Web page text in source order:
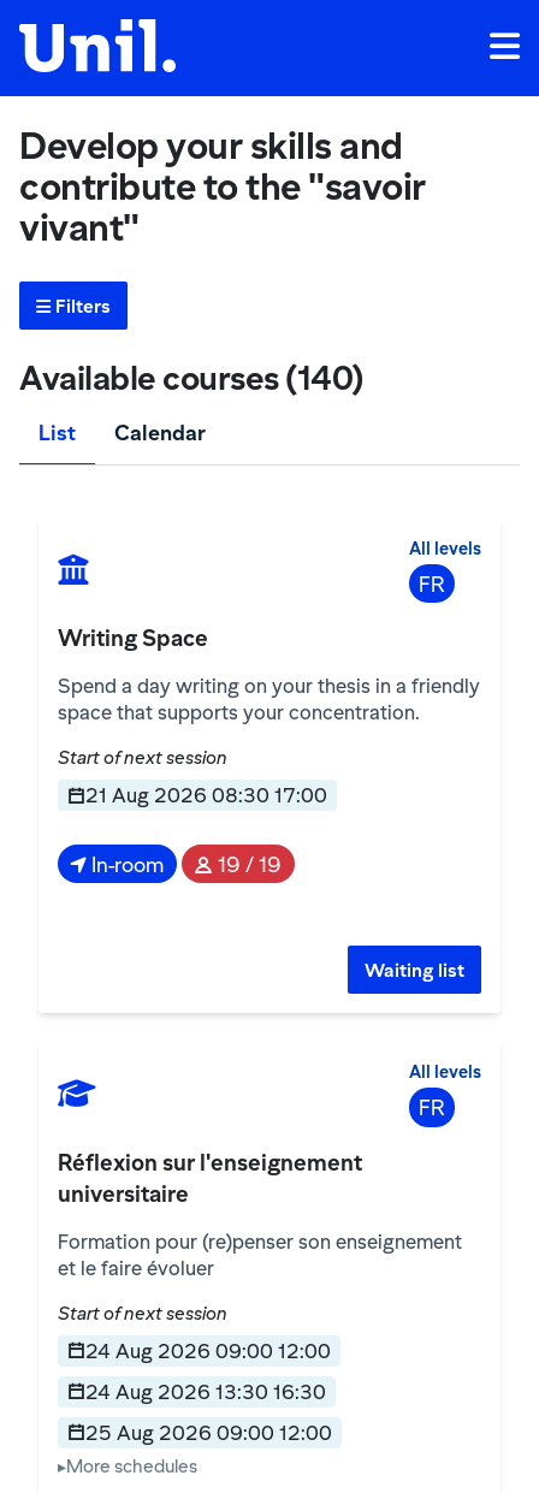
Develop your skills and
contribute to the "savoir
vivant"
Filters
Available courses (140)
List Calendar
All levels
FR
Writing Space
Spend a day writing on your thesis in a friendly
space that supports your concentration.
Start of next session
21 Aug 2026 08:30 17:00
In-room 19 / 19
Waiting list
All levels
FR
Réflexion sur l'enseignement
universitaire
Formation pour (re)penser son enseignement
et le faire évoluer
Start of next session
24 Aug 2026 09:00 12:00
24 Aug 2026 13:30 16:30
25 Aug 2026 09:00 12:00
25 Aug 2026 13:30 16:30